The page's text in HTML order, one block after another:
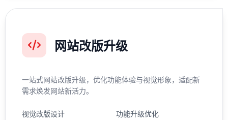
网站改版升级
一站式网站改版升级，优化功能体验与视觉形象，适配新
需求焕发网站新活力。
视觉改版设计
功能升级优化